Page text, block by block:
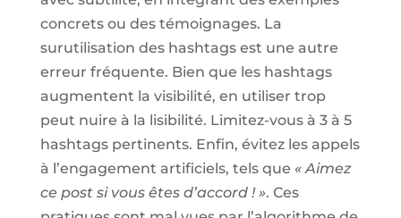
concrets ou des témoignages. La
surutilisation des hashtags est une autre
erreur fréquente. Bien que les hashtags
augmentent la visibilité, en utiliser trop
peut nuire à la lisibilité. Limitez-vous à 3 à 5
hashtags pertinents. Enfin, évitez les appels
à l’engagement artificiels, tels que « Aimez
ce post si vous êtes d’accord ! ». Ces